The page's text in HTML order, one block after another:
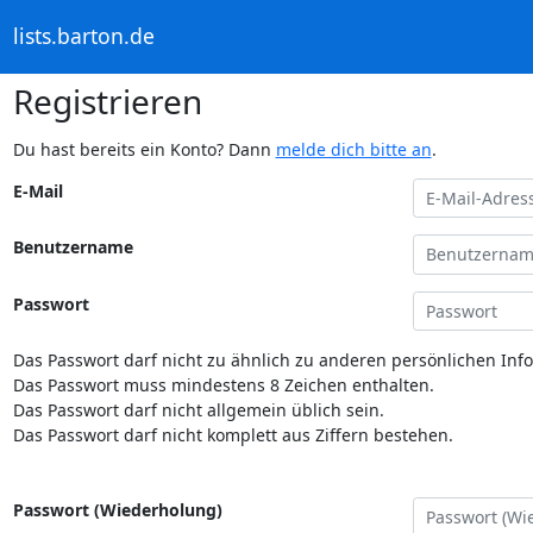
lists.barton.de
Registrieren
Du hast bereits ein Konto? Dann melde dich bitte an.
E-Mail
Benutzername
Passwort
Das Passwort darf nicht zu ähnlich zu anderen persönlichen
Das Passwort muss mindestens 8 Zeichen enthalten.
Das Passwort darf nicht allgemein üblich sein.
Das Passwort darf nicht komplett aus Ziffern bestehen.
Passwort (Wiederholung)